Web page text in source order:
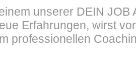
unserer DEIN
Erfahrungen, wirst
professionellen